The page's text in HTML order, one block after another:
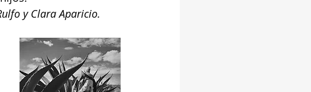
y Clara Aparicio.